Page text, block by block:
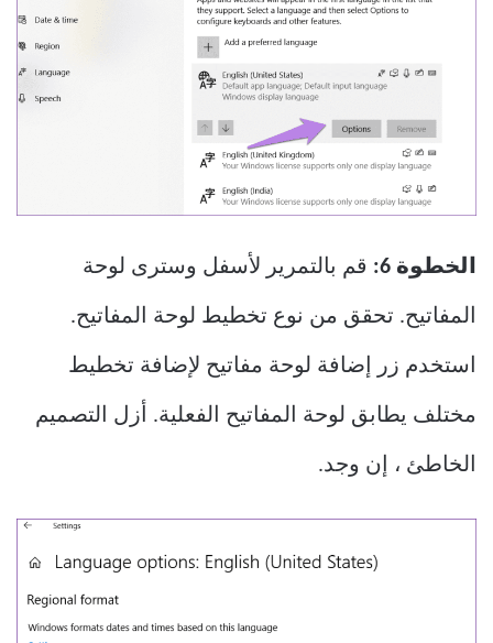
الخطوة 6: قم بالتمرير لأسفل وسترى لوحة
المفاتيح. تحقق من نوع تخطيط لوحة المفاتيح.
استخدم زر إضافة لوحة مفاتيح لإضافة تخطيط
مختلف يطابق لوحة المفاتيح الفعلية. أزل التصميم
الخاطئ ، إن وجد.